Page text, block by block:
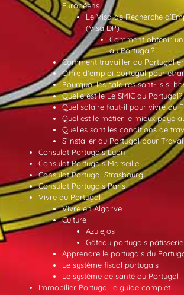
Européens
Le Visa de Recherche
(Visa DP)
Comment obtenir
au Portugal?
Comment travailler au Portugal
Offre d’emploi portugal pour
Pourquoi les salaires sont-ils si
Quelle est le Le SMIC au Portugal?
Quel salaire faut-il pour vivre au
Quel est le métier le mieux payé
Quelles sont les conditions de
S’installer au Portugal pour
Consulat Portugais Lyon
Consulat Portugais Marseille
Consulat Portugal Strasbourg
Consulat Portugais Paris
Vivre au Portugal
Vivre en Algarve
Culture
Azulejos
Gâteau portugais
Apprendre le portugais du
Le système fiscal portugais
Le système de santé au Portugal
Immobilier Portugal le guide complet